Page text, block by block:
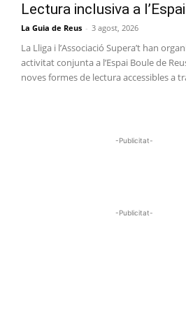
Lectura inclusiva a
La Guia de Reus - 3 agost, 2026
La Lliga i l’Associació Supera’t han
activitat conjunta a l’Espai Boule de
noves formes de lectura accessibles a
-Publicitat-
-Publicitat-